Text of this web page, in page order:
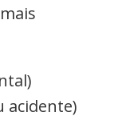
acidente)